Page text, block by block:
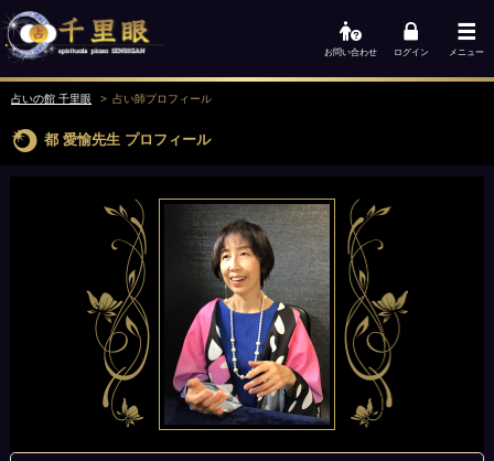
お問い合わせ ログイン メニュー
占いの館 千里眼 占い師プロフィール
都 愛愉先生 プロフィール